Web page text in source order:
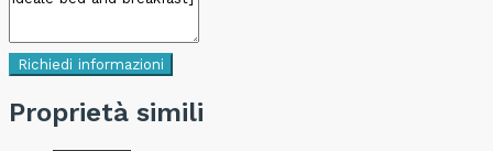
Richiedi informazioni
Proprietà simili